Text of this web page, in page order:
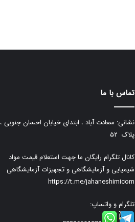
تماس با ما
نشانی: سعادت آباد ، ابتدای خیابان احسان جنوبی ،
پلاک ۵۲
کانال تلگرام رایگان ما جهت استعلام قیمت مواد
شیمیایی و آزمایشگاهی و تجهیزات آزمایشگاهی
https://t.me/jahaneshimicom
تلگرام و واتساپ: